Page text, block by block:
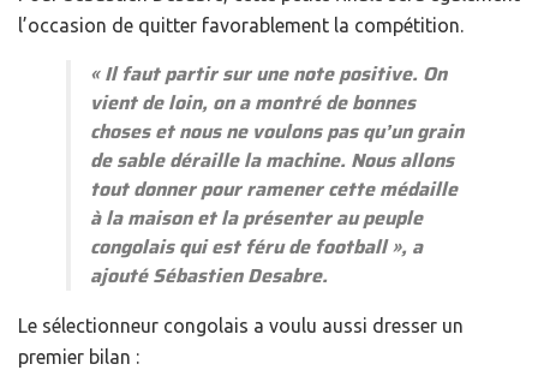
l’occasion de quitter favorablement la compétition.
«Il faut partir sur une note positive. On
vient de loin, on a montré de bonnes
choses et nous ne voulons pas qu’un grain
de sable déraille la machine. Nous allons
tout donner pour ramener cette médaille
à la maison et la présenter au peuple
congolais qui est féru de football», a
ajouté Sébastien Desabre.
Le sélectionneur congolais a voulu aussi dresser un
premier bilan :